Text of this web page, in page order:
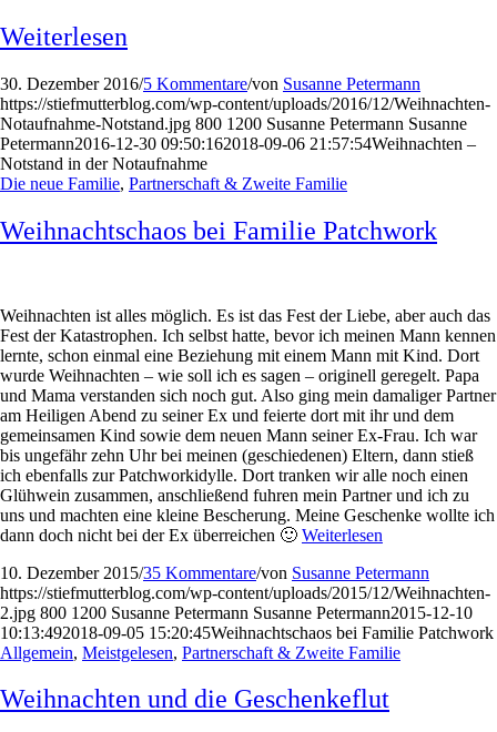
Weiterlesen
30. Dezember 2016/5 Kommentare/von Susanne Petermann
https://stiefmutterblog.com/wp-content/uploads/2016/12/Weihnachten-
Notaufnahme-Notstand.jpg 800 1200 Susanne Petermann Susanne
Petermann2016-12-30 09:50:162018-09-06 21:57:54Weihnachten –
Notstand in der Notaufnahme
Die neue Familie, Partnerschaft & Zweite Familie
Weihnachtschaos bei Familie Patchwork
Weihnachten ist alles möglich. Es ist das Fest der Liebe, aber auch das
Fest der Katastrophen. Ich selbst hatte, bevor ich meinen Mann kennen
lernte, schon einmal eine Beziehung mit einem Mann mit Kind. Dort
wurde Weihnachten – wie soll ich es sagen – originell geregelt. Papa
und Mama verstanden sich noch gut. Also ging mein damaliger Partner
am Heiligen Abend zu seiner Ex und feierte dort mit ihr und dem
gemeinsamen Kind sowie dem neuen Mann seiner Ex-Frau. Ich war
bis ungefähr zehn Uhr bei meinen (geschiedenen) Eltern, dann stieß
ich ebenfalls zur Patchworkidylle. Dort tranken wir alle noch einen
Glühwein zusammen, anschließend fuhren mein Partner und ich zu
uns und machten eine kleine Bescherung. Meine Geschenke wollte ich
dann doch nicht bei der Ex überreichen 🙂 Weiterlesen
10. Dezember 2015/35 Kommentare/von Susanne Petermann
https://stiefmutterblog.com/wp-content/uploads/2015/12/Weihnachten-
2.jpg 800 1200 Susanne Petermann Susanne Petermann2015-12-10
10:13:492018-09-05 15:20:45Weihnachtschaos bei Familie Patchwork
Allgemein, Meistgelesen, Partnerschaft & Zweite Familie
Weihnachten und die Geschenkeflut